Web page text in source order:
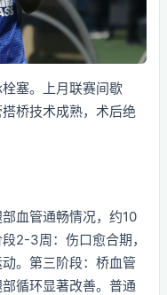
塞。上月联赛间歇
桥技术成熟，术后绝
血管通畅情况，约10
2-3周：伤口愈合期，
。第三阶段：桥血管
循环显著改善。普通